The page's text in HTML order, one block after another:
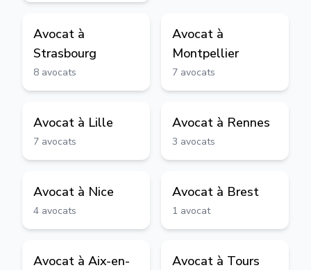
Avocat à
Strasbourg
8 avocats
Avocat à
Montpellier
7 avocats
Avocat à Lille
7 avocats
Avocat à Rennes
3 avocats
Avocat à Nice
4 avocats
Avocat à Brest
1 avocat
Avocat à Aix-en-
Avocat à Tours